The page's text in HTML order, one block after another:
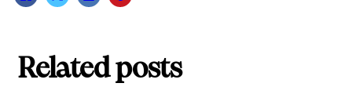
Related posts